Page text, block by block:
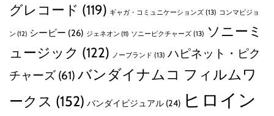
グレコード (119) ギャガ・コミュニケーションズ (13) コンマビジョ
ン (12) シービー (26) ジェネオン (11) ソニーピクチャーズ (13) ソニーミ
ュージック (122) ノーブランド (13) ハピネット・ピク
チャーズ (61) バンダイナムコ フィルムワ
ークス (152) バンダイビジュアル (24) ヒロイン